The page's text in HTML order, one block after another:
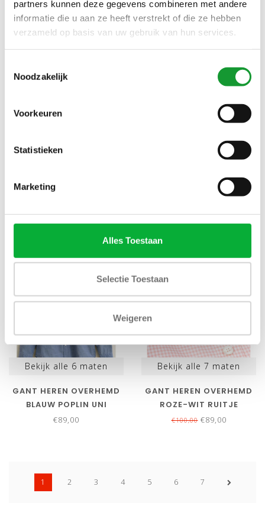
partners kunnen deze gegevens combineren met andere
informatie die u aan ze heeft verstrekt of die ze hebben
verzameld op basis van uw gebruik van hun services.
Noodzakelijk
Voorkeuren
Statistieken
Marketing
Alles Toestaan
Selectie Toestaan
Weigeren
Bekijk alle
LICHTROZE POPLIN UNI
maten
ROZE POPLIN UNI
NIEUW
Bekijk alle 6 maten
GANT HEREN OVERHEMD
BLAUW POPLIN UNI
€89,00
SALE-11%
Bekijk alle 7 maten
GANT HEREN OVERHEMD
ROZE-WIT RUITJE
€100,00€89,00
1 2 3 4 5 6 7